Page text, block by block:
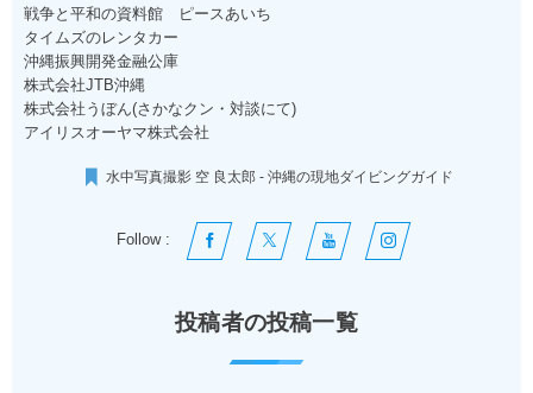
戦争と平和の資料館 ピースあいち
タイムズのレンタカー
沖縄振興開発金融公庫
株式会社JTB沖縄
株式会社うぼん(さかなクン・対談にて)
アイリスオーヤマ株式会社
水中写真撮影 空 良太郎 - 沖縄の現地ダイビングガイド
Follow :
投稿者の投稿一覧